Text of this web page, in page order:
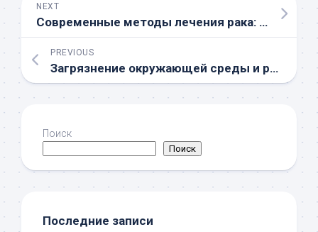
NEXT
Современные методы лечения рака: от хирургии до иммунотерапии
PREVIOUS
Загрязнение окружающей среды и риск развития онкологических заболеваний
Поиск
Поиск
Последние записи